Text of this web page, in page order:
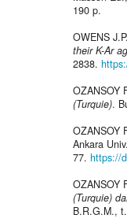
190 p.
OWENS
their K-Ar
2838.
(Turquie).
Ankara
77. https://
(Turquie)
B.R.G.M.,